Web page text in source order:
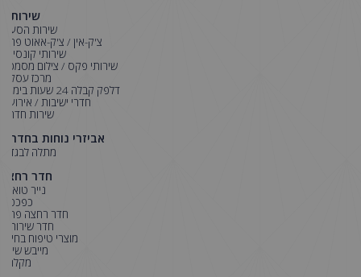
שירותים
שירות הסעות
צ'ק-אין / צ'ק-אאוט פרטי
שירותי קונסיירז'
שירותי פקס / צילום מסמכים
מרכז עסקים
דלפק קבלה 24 שעות ביממה
חדרי ישיבות / אירועים
שירות חדרים
אביזרי נוחות בחדרים
מתלה לבגדים
חדר רחצה
נייר טואלט
כפכפים
חדר רחצה פרטי
חדר שירותים
מוצרי טיפוח בחינם
מייבש שיער
מקלחת